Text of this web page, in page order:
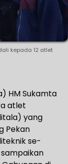
kepada 12 atlet
HM Sukamta
atlet
yang
Pekan
se-